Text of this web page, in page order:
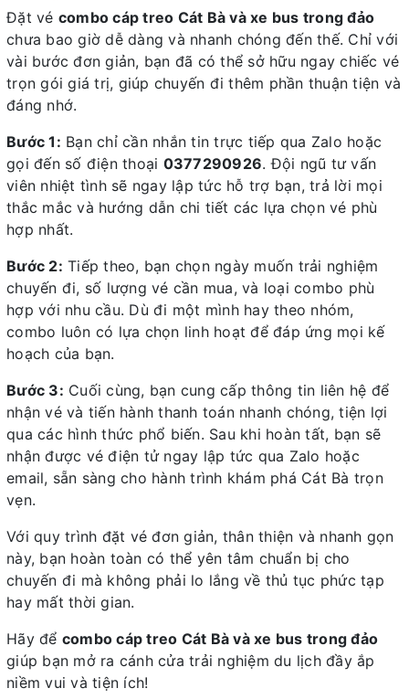
Đặt vé combo cáp treo Cát Bà và xe bus trong đảo
chưa bao giờ dễ dàng và nhanh chóng đến thế. Chỉ với
vài bước đơn giản, bạn đã có thể sở hữu ngay chiếc vé
trọn gói giá trị, giúp chuyến đi thêm phần thuận tiện và
đáng nhớ.
Bước 1: Bạn chỉ cần nhắn tin trực tiếp qua Zalo hoặc
gọi đến số điện thoại 0377290926. Đội ngũ tư vấn
viên nhiệt tình sẽ ngay lập tức hỗ trợ bạn, trả lời mọi
thắc mắc và hướng dẫn chi tiết các lựa chọn vé phù
hợp nhất.
Bước 2: Tiếp theo, bạn chọn ngày muốn trải nghiệm
chuyến đi, số lượng vé cần mua, và loại combo phù
hợp với nhu cầu. Dù đi một mình hay theo nhóm,
combo luôn có lựa chọn linh hoạt để đáp ứng mọi kế
hoạch của bạn.
Bước 3: Cuối cùng, bạn cung cấp thông tin liên hệ để
nhận vé và tiến hành thanh toán nhanh chóng, tiện lợi
qua các hình thức phổ biến. Sau khi hoàn tất, bạn sẽ
nhận được vé điện tử ngay lập tức qua Zalo hoặc
email, sẵn sàng cho hành trình khám phá Cát Bà trọn
vẹn.
Với quy trình đặt vé đơn giản, thân thiện và nhanh gọn
này, bạn hoàn toàn có thể yên tâm chuẩn bị cho
chuyến đi mà không phải lo lắng về thủ tục phức tạp
hay mất thời gian.
Hãy để combo cáp treo Cát Bà và xe bus trong đảo
giúp bạn mở ra cánh cửa trải nghiệm du lịch đầy ắp
niềm vui và tiện ích!